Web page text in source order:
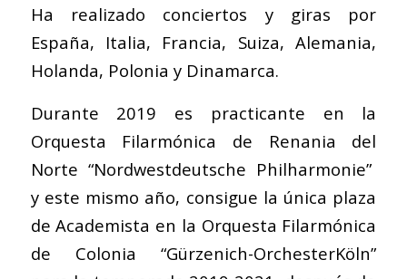
Ha realizado conciertos y giras por
España, Italia, Francia, Suiza, Alemania,
Holanda, Polonia y Dinamarca.
Durante 2019 es practicante en la
Orquesta Filarmónica de Renania del
Norte “Nordwestdeutsche Philharmonie”
y este mismo año, consigue la única plaza
de Academista en la Orquesta Filarmónica
de Colonia “Gürzenich-OrchesterKöln”